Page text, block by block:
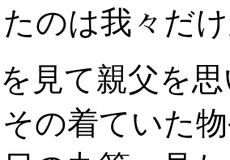
のは我々だ
見て親父を
の着ていた